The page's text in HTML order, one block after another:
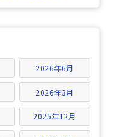
2026年6月
2026年3月
2025年12月